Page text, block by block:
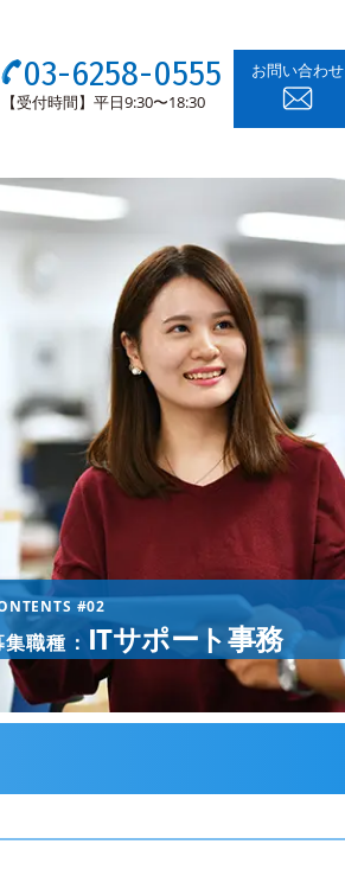
03-6258-0555
【受付時間】平日9:30〜18:30
お問い合わせ
#02
集職種： ITサポート事務